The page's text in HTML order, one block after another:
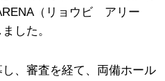
（リョウビ アリー
した。
、審査を経て、両備ホール